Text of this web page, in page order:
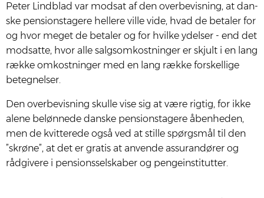
Peter Lind­blad var mod­sat af den over­be­vis­ning, at dan­
ske pen­sions­ta­ge­re hel­le­re vil­le vide, hvad de beta­ler for
og hvor meget de beta­ler og for hvil­ke ydel­ser - end det
mod­sat­te, hvor alle salgsom­kost­nin­ger er skjult i en lang
ræk­ke omkost­nin­ger med en lang ræk­ke for­skel­li­ge
beteg­nel­ser.
Den over­be­vis­ning skul­le vise sig at være rig­tig, for ikke
ale­ne beløn­ne­de dan­ske pen­sions­ta­ge­re åben­he­den,
men de kvit­te­re­de også ved at stil­le spørgs­mål til den
”skrø­ne”, at det er gra­tis at anven­de assu­ran­dø­rer og
råd­gi­ve­re i pen­sions­sel­ska­ber og pen­ge­in­sti­tut­ter.